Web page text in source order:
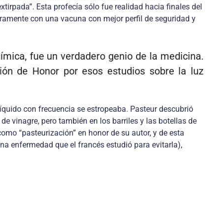
Esta profecía sólo fue realidad hacia finales del
con una vacuna con mejor perfil de seguridad y
fue un verdadero genio de la medicina.
de Honor por esos estudios sobre la luz
con frecuencia se estropeaba. Pasteur descubrió
vinagre, pero también en los barriles y las botellas de
“pasteurización” en honor de su autor, y de esta
enfermedad que el francés estudió para evitarla),